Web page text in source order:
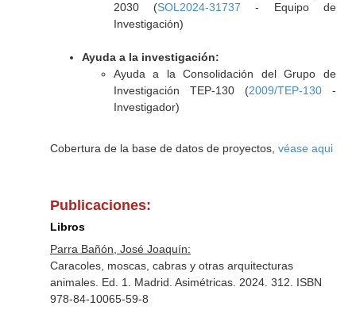
2030 (SOL2024-31737 - Equipo de
Investigación)
Ayuda a la investigación:
Ayuda a la Consolidación del Grupo de
Investigación TEP-130 (2009/TEP-130-
Investigador)
Cobertura de la base de datos de proyectos, véase aqui
Publicaciones:
Libros
Parra Bañón, José Joaquín:
Caracoles, moscas, cabras y otras arquitecturas
animales. Ed. 1. Madrid. Asimétricas. 2024. 312. ISBN
978-84-10065-59-8